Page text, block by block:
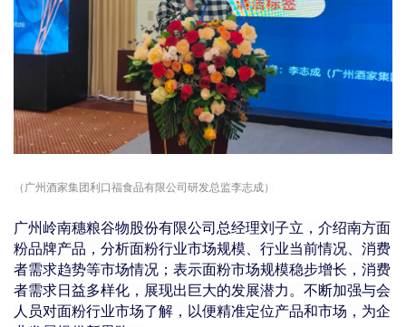
（广州酒家集团利口福食品有限公司研发总监李志成）
广州岭南穗粮谷物股份有限公司总经理刘子立，介绍南方面
粉品牌产品， 分析面粉行业市场规模、行业当前情况、消费
者需求趋势等市场情况； 表示面粉市场规模稳步增长，消费
者需求日益多样化，展现出巨大的发展潜力。 不断加强与会
人员对面粉行业市场了解，以便精准定位产品和市场，为企